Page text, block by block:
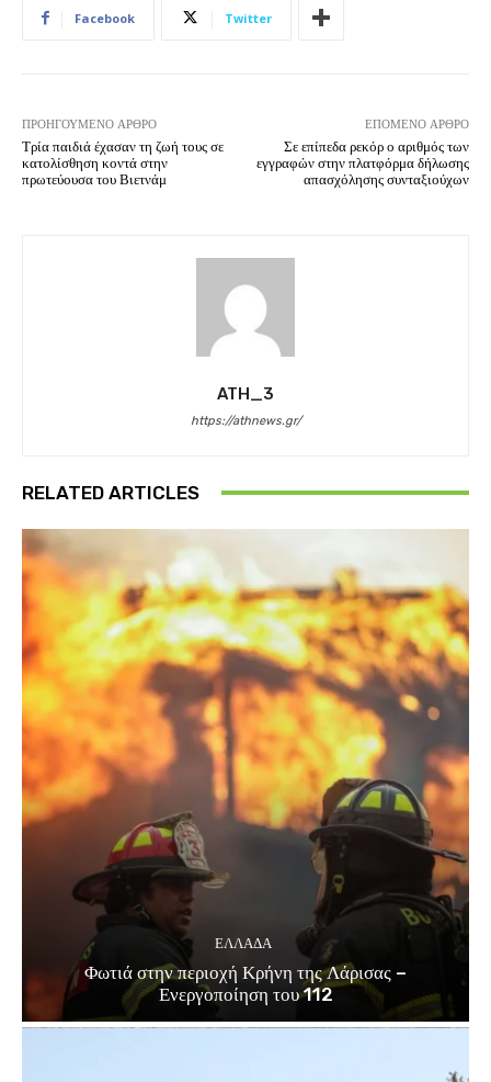
Facebook Twitter
ΠΡΟΗΓΟΎΜΕΝΟ ΆΡΘΡΟ
Τρία παιδιά έχασαν τη ζωή τους σε
κατολίσθηση κοντά στην
πρωτεύουσα του Βιετνάμ
ΕΠΌΜΕΝΟ ΆΡΘΡΟ
Σε επίπεδα ρεκόρ ο αριθμός των
εγγραφών στην πλατφόρμα δήλωσης
απασχόλησης συνταξιούχων
ATH_3
https://athnews.gr/
RELATED ARTICLES
ΕΛΛΑΔΑ
Φωτιά στην περιοχή Κρήνη της Λάρισας –
Ενεργοποίηση του 112